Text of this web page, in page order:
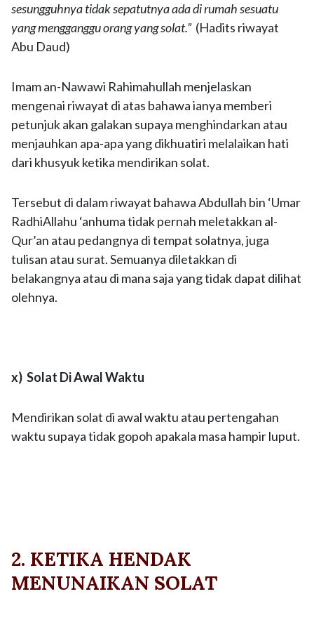
sesungguhnya tidak sepatutnya ada di rumah sesuatu
yang mengganggu orang yang solat.” (Hadits riwayat
Abu Daud)
Imam an-Nawawi Rahimahullah menjelaskan
mengenai riwayat di atas bahawa ianya memberi
petunjuk akan galakan supaya menghindarkan atau
menjauhkan apa-apa yang dikhuatiri melalaikan hati
dari khusyuk ketika mendirikan solat.
Tersebut di dalam riwayat bahawa Abdullah bin ‘Umar
RadhiAllahu ‘anhuma tidak pernah meletakkan al-
Qur’an atau pedangnya di tempat solatnya, juga
tulisan atau surat. Semuanya diletakkan di
belakangnya atau di mana saja yang tidak dapat dilihat
olehnya.
x) Solat Di Awal Waktu
Mendirikan solat di awal waktu atau pertengahan
waktu supaya tidak gopoh apakala masa hampir luput.
2. KETIKA HENDAK
MENUNAIKAN SOLAT